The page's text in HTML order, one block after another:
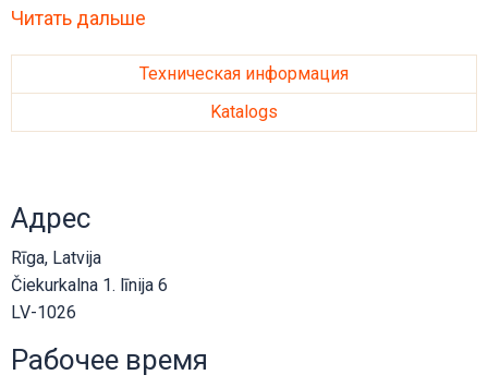
Ножки изготовлены из оцинкованной стали.
Элегантный дизайн, продуманная
наполнение, делают мебель для террас и
подходящими для североевропейского лета.
Читать дальше
Техническая информация
Katalogs
Адрес
Rīga, Latvija
Čiekurkalna 1. līnija 6
LV-1026
Рабочее время